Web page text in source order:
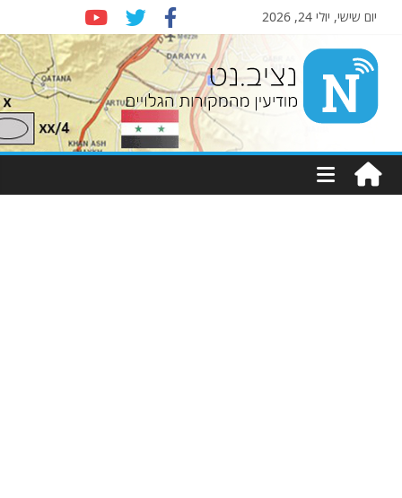
יום שישי, יולי 24, 2026
Nziv.net
מודיעין
מהמקורות